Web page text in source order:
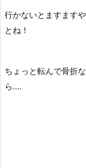
行かないとますます
とね！
ちょっと転んで骨折
ら‥‥